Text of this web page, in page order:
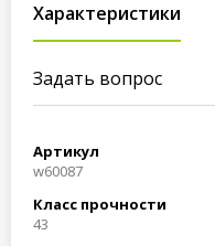
Характеристики
Задать вопрос
Артикул
w60087
Класс прочности
43